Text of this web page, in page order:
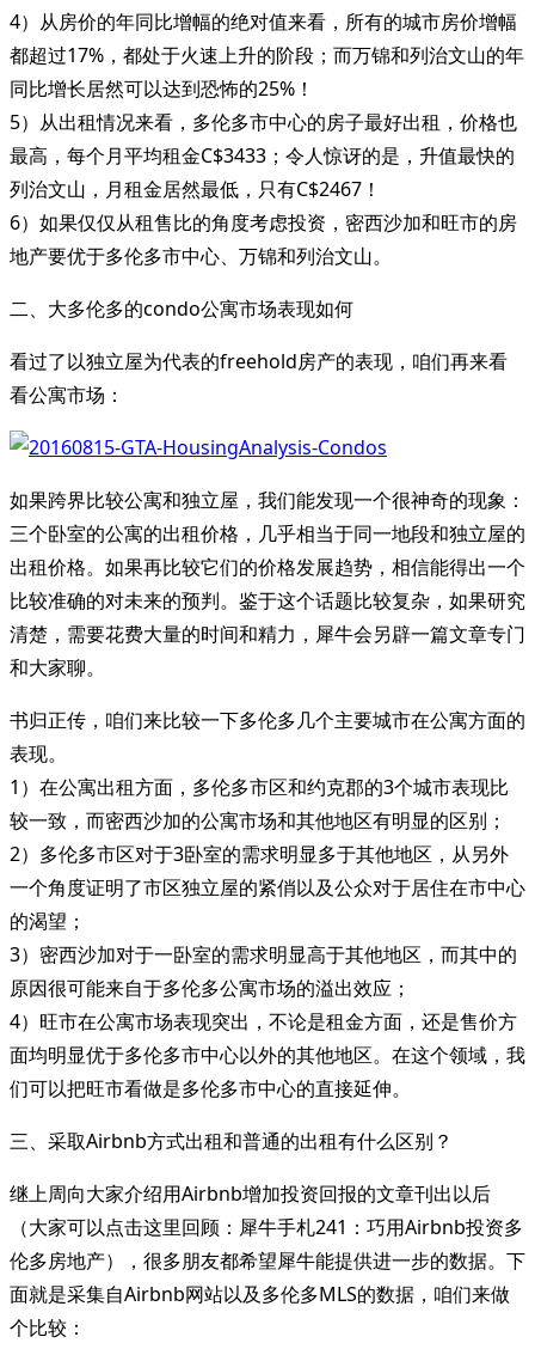
4）从房价的年同比增幅的绝对值来看，所有的城市房价增幅
都超过17%，都处于火速上升的阶段；而万锦和列治文山的年
同比增长居然可以达到恐怖的25%！
5）从出租情况来看，多伦多市中心的房子最好出租，价格也
最高，每个月平均租金C$3433；令人惊讶的是，升值最快的
列治文山，月租金居然最低，只有C$2467！
6）如果仅仅从租售比的角度考虑投资，密西沙加和旺市的房
地产要优于多伦多市中心、万锦和列治文山。
二、大多伦多的condo公寓市场表现如何
看过了以独立屋为代表的freehold房产的表现，咱们再来看
看公寓市场：
如果跨界比较公寓和独立屋，我们能发现一个很神奇的现象：
三个卧室的公寓的出租价格，几乎相当于同一地段和独立屋的
出租价格。如果再比较它们的价格发展趋势，相信能得出一个
比较准确的对未来的预判。鉴于这个话题比较复杂，如果研究
清楚，需要花费大量的时间和精力，犀牛会另辟一篇文章专门
和大家聊。
书归正传，咱们来比较一下多伦多几个主要城市在公寓方面的
表现。
1）在公寓出租方面，多伦多市区和约克郡的3个城市表现比
较一致，而密西沙加的公寓市场和其他地区有明显的区别；
2）多伦多市区对于3卧室的需求明显多于其他地区，从另外
一个角度证明了市区独立屋的紧俏以及公众对于居住在市中心
的渴望；
3）密西沙加对于一卧室的需求明显高于其他地区，而其中的
原因很可能来自于多伦多公寓市场的溢出效应；
4）旺市在公寓市场表现突出，不论是租金方面，还是售价方
面均明显优于多伦多市中心以外的其他地区。在这个领域，我
们可以把旺市看做是多伦多市中心的直接延伸。
三、采取Airbnb方式出租和普通的出租有什么区别？
继上周向大家介绍用Airbnb增加投资回报的文章刊出以后
（大家可以点击这里回顾：犀牛手札241：巧用Airbnb投资多
伦多房地产），很多朋友都希望犀牛能提供进一步的数据。下
面就是采集自Airbnb网站以及多伦多MLS的数据，咱们来做
个比较：